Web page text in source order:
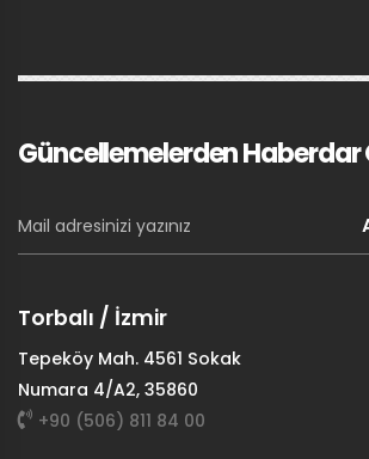
Güncellemelerden Haberdar
Torbalı / İzmir
Tepeköy Mah. 4561 Sokak
Numara 4/A2, 35860
+90 (506) 811 84 00